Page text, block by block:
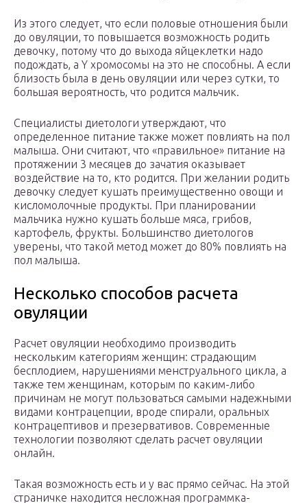
Из этого следует, что если половые отношения были
до овуляции, то повышается возможность родить
девочку, потому что до выхода яйцеклетки надо
подождать, а Y хромосомы на это не способны. А если
близость была в день овуляции или через сутки, то
большая вероятность, что родится мальчик.
Специалисты диетологи утверждают, что
определенное питание также может повлиять на пол
малыша. Они считают, что «правильное» питание на
протяжении 3 месяцев до зачатия оказывает
воздействие на то, кто родится. При желании родить
девочку следует кушать преимущественно овощи и
кисломолочные продукты. При планировании
мальчика нужно кушать больше мяса, грибов,
картофель, фрукты. Большинство диетологов
уверены, что такой метод может до 80% повлиять на
пол малыша.
Несколько способов расчета
овуляции
Расчет овуляции необходимо производить
нескольким категориям женщин: страдающим
бесплодием, нарушениями менструального цикла, а
также тем женщинам, которым по каким-либо
причинам не могут пользоваться самыми надежными
видами контрацепции, вроде спирали, оральных
контрацептивов и презервативов. Современные
технологии позволяют сделать расчет овуляции
онлайн.
Такая возможность есть и у вас прямо сейчас. На этой
страничке находится несложная программка-